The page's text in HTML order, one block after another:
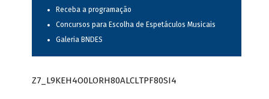
Receba a programação
Concursos para Escolha de Espetáculos Musicais
Galeria BNDES
Z7_L9KEH4O0LORH80ALCLTPF80SI4